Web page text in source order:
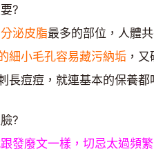
?
分泌皮脂最多的部位，人體
細小毛孔容易藏污納垢 ，
長痘痘，就連基本的保養都
?
發廢文一樣，切忌太過頻